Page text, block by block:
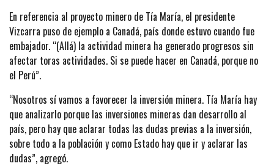
En referencia al proyecto minero de Tía María, el presidente
Vizcarra puso de ejemplo a Canadá, país donde estuvo cuando fue
embajador. “(Allá) la actividad minera ha generado progresos sin
afectar toras actividades. Si se puede hacer en Canadá, porque no
el Perú”.
“Nosotros sí vamos a favorecer la inversión minera. Tía María hay
que analizarlo porque las inversiones mineras dan desarrollo al
país, pero hay que aclarar todas las dudas previas a la inversión,
sobre todo a la población y como Estado hay que ir y aclarar las
dudas”, agregó.